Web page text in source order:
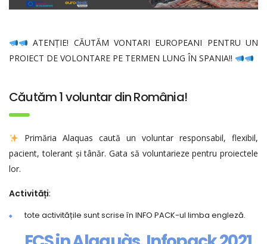
ATENȚIE! CĂUTĂM VONTARI EUROPEANI PENTRU UN
PROIECT DE VOLONTARE PE TERMEN LUNG ÎN SPANIA!!
Căutăm 1 voluntar din România!
Primăria Alaquas caută un voluntar responsabil, flexibil,
pacient, tolerant și tânăr. Gata să voluntarieze pentru proiectele
lor.
Activități:
tote activitățile sunt scrise în INFO PACK-ul limba engleză.